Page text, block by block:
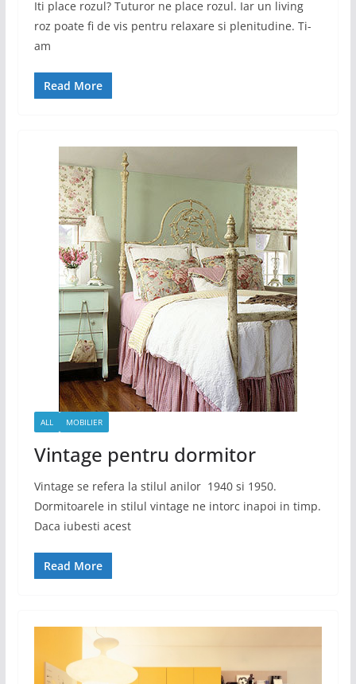
Iti place rozul? Tuturor ne place rozul. Iar un living
roz poate fi de vis pentru relaxare si plenitudine. Ti-
am
Read More
ALL MOBILIER
Vintage pentru dormitor
Vintage se refera la stilul anilor 1940 si 1950.
Dormitoarele in stilul vintage ne intorc inapoi in timp.
Daca iubesti acest
Read More